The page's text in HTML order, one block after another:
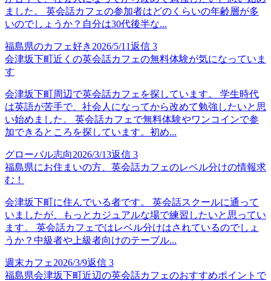
ました。 英会話カフェの参加者はどのくらいの年齢層が多
いのでしょうか？自分は30代後半な...
福島県のカフェ好き 2026/5/11返信 3
会津坂下町近くの英会話カフェの無料体験が気になっていま
す
会津坂下町周辺で英会話カフェを探しています。 学生時代
は英語が苦手で、社会人になってから改めて勉強したいと思
い始めました。 英会話カフェで無料体験やワンコインで参
加できるところを探しています。初め...
グローバル志向2026/3/13返信 3
福島県にお住まいの方、英会話カフェのレベル分けの情報求
む！
会津坂下町に住んでいる者です。 英会話スクールに通って
いましたが、もっとカジュアルな場で練習したいと思ってい
ます。 英会話カフェではレベル分けはされているのでしょ
うか？中級者や上級者向けのテーブル...
週末カフェ 2026/3/9返信 3
福島県会津坂下町近辺の英会話カフェのおすすめポイントで